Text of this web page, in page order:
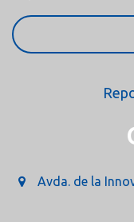
Avda. de la